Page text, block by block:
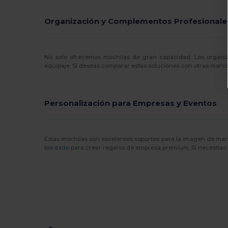
Pen Duick (12)
Quadra (108)
SOL'S (15)
Stamina (94)
Organización y Complementos Profesionales
No solo ofrecemos mochilas de gran capacidad. Los
equipaje. Si deseas comparar estas soluciones con otras
Personalización para Empresas y Eventos
Estas mochilas son excelentes soportes para la imagen de
bordado para crear regalos de empresa premium. Si